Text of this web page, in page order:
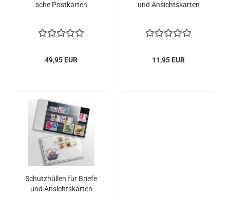
sche Post­kar­ten
49,95 EUR
und An­sichts­kar­ten
11,95 EUR
Schutz­hül­len für Brie­fe
und An­sichts­kar­ten